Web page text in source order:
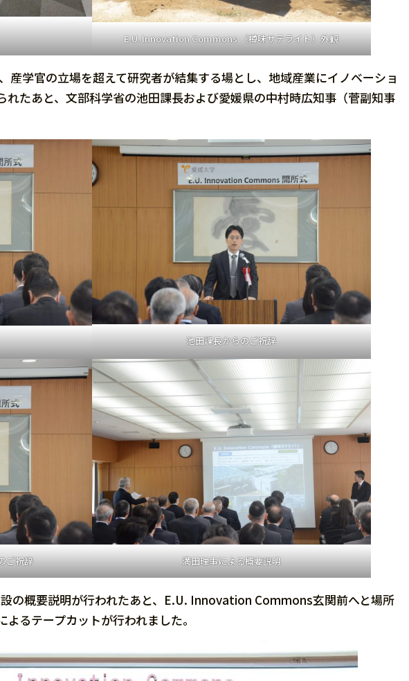
E.U. Innovation Commons （樽味サテライト）外観
産学官の立場を超えて研究者が結集する場とし、地域産業にイノベーショ
れたあと、文部科学省の池田課長および愛媛県の中村時広知事（菅副知事
池田課長からのご祝辞
ご祝辞 満田理事による概要説明
の概要説明が行われたあと、E.U. Innovation Commons玄関前へと場所
るテープカットが行われました。